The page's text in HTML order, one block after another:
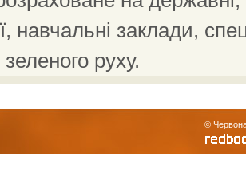
навчальні заклади,
зеленого руху.
©